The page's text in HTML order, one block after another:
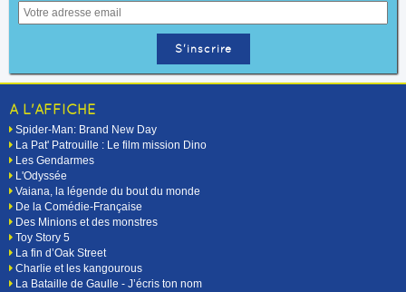
A L'AFFICHE
Spider-Man: Brand New Day
La Pat' Patrouille : Le film mission Dino
Les Gendarmes
L'Odyssée
Vaiana, la légende du bout du monde
De la Comédie-Française
Des Minions et des monstres
Toy Story 5
La fin d’Oak Street
Charlie et les kangourous
La Bataille de Gaulle - J’écris ton nom